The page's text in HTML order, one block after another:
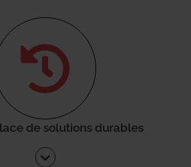
de solutions durables